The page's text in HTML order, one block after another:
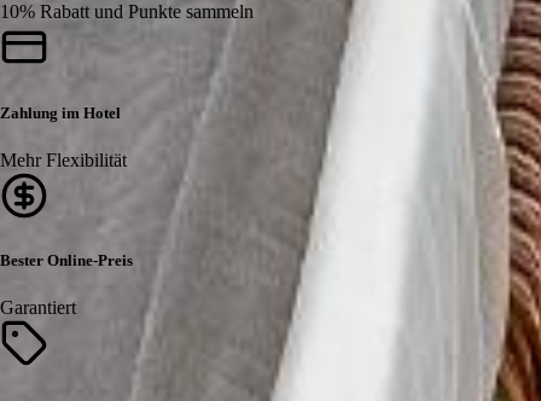
10% Rabatt und Punkte sammeln
Zahlung im Hotel
Mehr Flexibilität
Bester Online-Preis
Garantiert